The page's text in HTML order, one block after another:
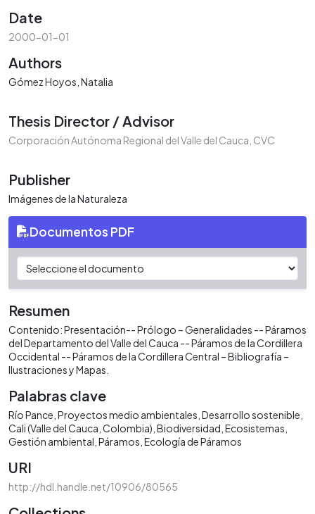
Date
2000-01-01
Authors
Gómez Hoyos, Natalia
Thesis Director / Advisor
Corporación Autónoma Regional del Valle del Cauca, CVC
Publisher
Imágenes de la Naturaleza
Documentos PDF
Resumen
Contenido: Presentación-- Prólogo – Generalidades -- Páramos
del Departamento del Valle del Cauca -- Páramos de la Cordillera
Occidental -- Páramos de la Cordillera Central – Bibliografía –
Ilustraciones y Mapas.
Palabras clave
Río Pance Proyectos medio ambientales Desarrollo sostenible
Cali (Valle del Cauca, Colombia) Biodiversidad Ecosistemas
Gestión ambiental Páramos Ecología de Páramos
URI
http://hdl.handle.net/10906/80565